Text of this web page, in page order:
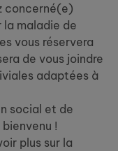
concerné(e)
maladie de
vous réservera
de vous joindre
adaptées à
social et de
!
plus sur la